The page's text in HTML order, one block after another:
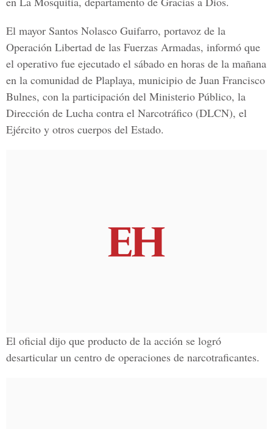
El mayor Santos Nolasco Guifarro, portavoz de la
Operación Libertad de las Fuerzas Armadas, informó que
el operativo fue ejecutado el sábado en horas de la mañana
en la comunidad de Plaplaya, municipio de Juan Francisco
Bulnes, con la participación del Ministerio Público, la
Dirección de Lucha contra el Narcotráfico (DLCN), el
Ejército y otros cuerpos del Estado.
El oficial dijo que producto de la acción se logró
desarticular un centro de operaciones de narcotraficantes.